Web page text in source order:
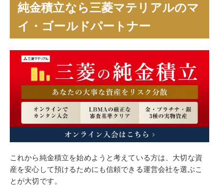
純金積立なら三菱マテリアルのマ
イ・ゴールドパートナー
これから純金積立を始めようと考えている方は、大切な資
産を安心して預けるためにも信頼できる運営会社を選ぶこ
とが大切です。